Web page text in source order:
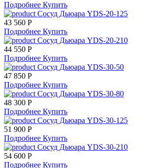
Подробнее Купить
Сосуд Дьюара YDS-20-125
43 560 Р
Подробнее Купить
Сосуд Дьюара YDS-20-210
44 550 Р
Подробнее Купить
Сосуд Дьюара YDS-30-50
47 850 Р
Подробнее Купить
Сосуд Дьюара YDS-30-80
48 300 Р
Подробнее Купить
Сосуд Дьюара YDS-30-125
51 900 Р
Подробнее Купить
Сосуд Дьюара YDS-30-210
54 600 Р
Подробнее Купить